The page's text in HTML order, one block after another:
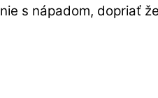
s nápadom, dopriať